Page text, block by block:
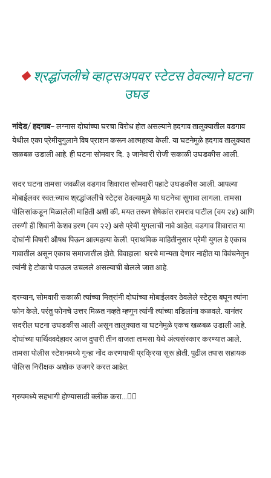
◆श्रद्धांजलीचे व्हाट्सअपवर स्टेटस ठेवल्याने घटना
उघड
नांदेड/हदगाव– लग्नास दोघांच्या घरचा विरोध होत असल्याने हदगाव तालुक्यातील वडगाव
येथील एका प्रेमीयुगुलाने विष प्राशन करून आत्महत्या केली. या घटनेमुळे हदगाव तालुक्यात
खळबळ उडाली आहे. ही घटना सोमवार दि. ३ जानेवारी रोजी सकाळी उघडकीस आली.
सदर घटना तामसा जवळील वडगाव शिवारात सोमवारी पहाटे उघडकीस आली. आपल्या
मोबाईलवर स्वत:च्याच श्रद्धांजलीचे स्टेट्स ठेवल्यामुळे या घटनेचा सुगावा लागला. तामसा
पोलिसांकडून मिळालेली माहिती अशी की, मयत तरूण शेषेकांत रामराव पाटील (वय २४) आणि
तरुणी ही शिवानी केशव हरण (वय २२) असे प्रेमी युगलाची नावे आहेत. वडगाव शिवारात या
दोघांनी विषारी औषध पिऊन आत्महत्या केली. प्राथमिक माहितीनुसार प्रेमी युगल हे एकाच
गावातील असून एकाच समाजातील होते. विवाहाला घरचे मान्यता देणार नाहीत या विवंचनेतून
त्यांनी हे टोकाचे पाऊल उचलले असल्याची बोलले जात आहे.
दरम्यान, सोमवारी सकाळी त्यांच्या मित्रांनी दोघांच्या मोबाईलवर ठेवलेले स्टेट्स बघून त्यांना
फोन केले. परंतु फोनचे उत्तर मिळत नव्हते म्हणून त्यांनी त्यांच्या वडिलांना कळवले. यानंतर
सदरील घटना उघडकीस आली असून तालुक्यात या घटनेमुळे एकच खळबळ उडाली आहे.
दोघांच्या पार्थिववदेहावर आज दुपारी तीन वाजता तामसा येथे अंत्यसंस्कार करण्यात आले.
तामसा पोलीस स्टेशनमध्ये गुन्हा नोंद करणयाची प्रक्रिया सुरू होती. पुढील तपास सहायक
पोलिस निरीक्षक अशोक उजगरे करत आहेत.
ग्रुपमध्ये सहभागी होण्यासाठी क्लीक करा…👆🏻